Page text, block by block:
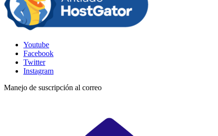
Youtube
Facebook
Twitter
Instagram
Manejo de suscripción al correo